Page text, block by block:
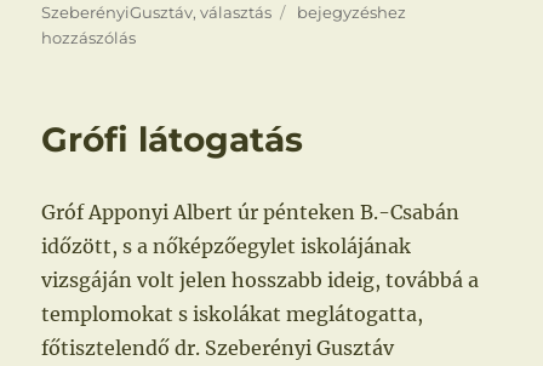
SzeberényiGusztáv,választás
A
bejegyzéshez
hozzászólás
Grófi látogatás
Gróf Apponyi Albert úr pénteken B.-Csabán
időzött, s a nőképzőegylet iskolájának
vizsgáján volt jelen hosszabb ideig, továbbá a
templomokat s iskolákat meglátogatta,
főtisztelendő dr. Szeberényi Gusztáv